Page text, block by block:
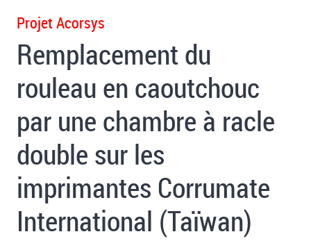
Projet Acorsys
Remplacement du
rouleau en caoutchouc
par une chambre à racle
double sur les
imprimantes Corrumate
International (Taïwan)